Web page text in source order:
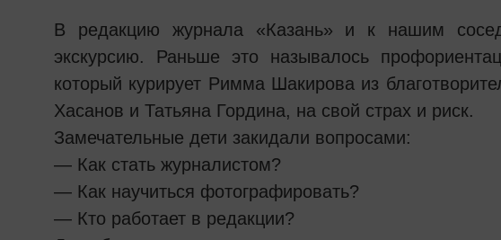
В редакцию журнала «Казань» и к нашим
экскурсию. Раньше это называлось
который курирует Римма Шакирова из
Хасанов и Татьяна Гордина, на свой страх и риск.
Замечательные дети закидали вопросами:
— Как стать журналистом?
— Как научиться фотографировать?
— Кто работает в редакции?